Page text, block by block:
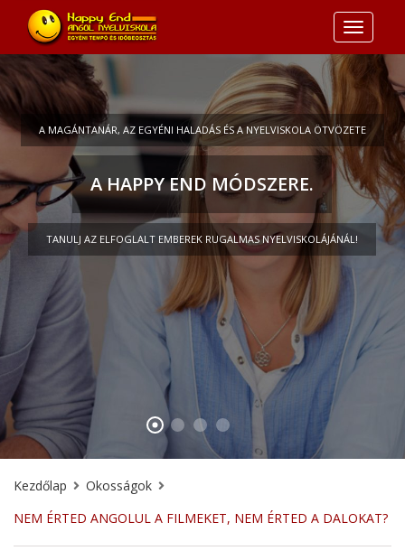
Toggle
A MAGÁNTANÁR, AZ EGYÉNI HALADÁS ÉS A NYELVISKOLA ÖTVÖZETE
A HAPPY END MÓDSZERE.
TANULJ AZ ELFOGLALT EMBEREK RUGALMAS NYELVISKOLÁJÁNÁL!
Kezdőlap
Okosságok
NEM ÉRTED ANGOLUL A FILMEKET, NEM ÉRTED A DALOKAT?